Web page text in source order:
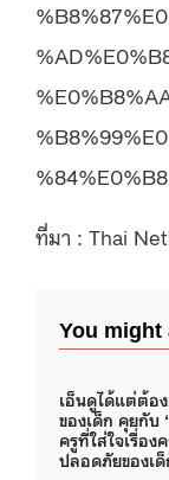
ที่มา : Thai
You might
เอ็นดูได้แต่ต้อ
ของเด็ก คุยกับ
ครูที่ใส่ใจเรื่อง
ปลอดภัยของเด็